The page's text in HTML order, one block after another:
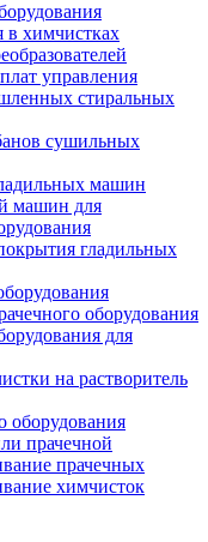
в химчистках
управления
стиральных
сушильных
машин
машин для
гладильных
оборудования
для
на растворитель
оборудования
прачечной
прачечных
химчисток